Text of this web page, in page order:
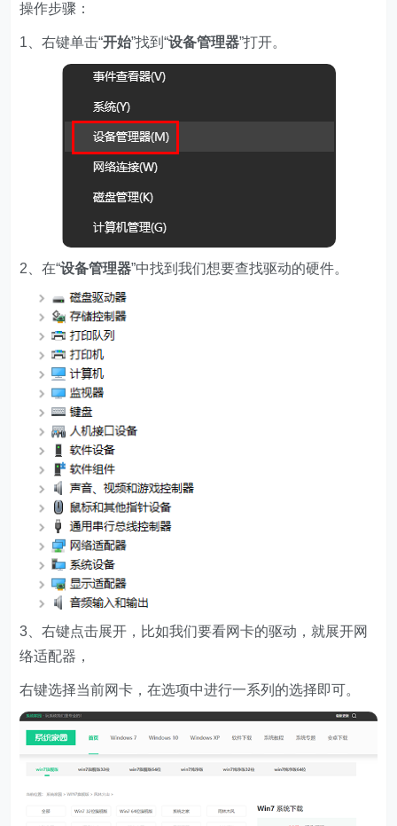
操作步骤：
1、右键单击“开始”找到“设备管理器”打开。
2、在“设备管理器”中找到我们想要查找驱动的硬件。
3、右键点击展开，比如我们要看网卡的驱动，就展开网
络适配器，
右键选择当前网卡，在选项中进行一系列的选择即可。